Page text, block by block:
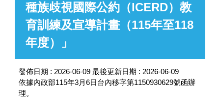
種族歧視國際公約（ICERD）教
育訓練及宣導計畫（115年至118
年度）」
發佈日期 : 2026-06-09 最後更新日期 : 2026-06-09
依據內政部115年3月6日台內移字第1150930629號函辦
理。